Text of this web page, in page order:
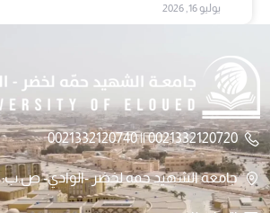
يوليو 16, 2026
0021332120720 || 0021332120740
جامعة الشهيد حمه لخضر -الوادي- ص.ب: 789 الوادي الجزائر